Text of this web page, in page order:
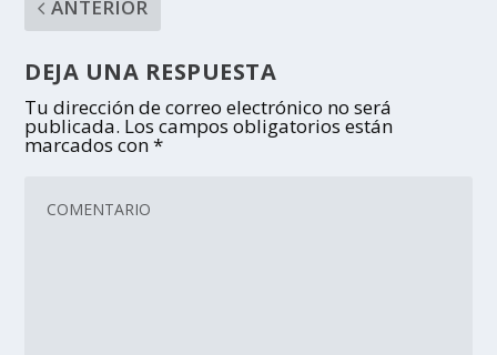
ANTERIOR
DEJA UNA RESPUESTA
Tu dirección de correo electrónico no será
publicada. Los campos obligatorios están
marcados con*